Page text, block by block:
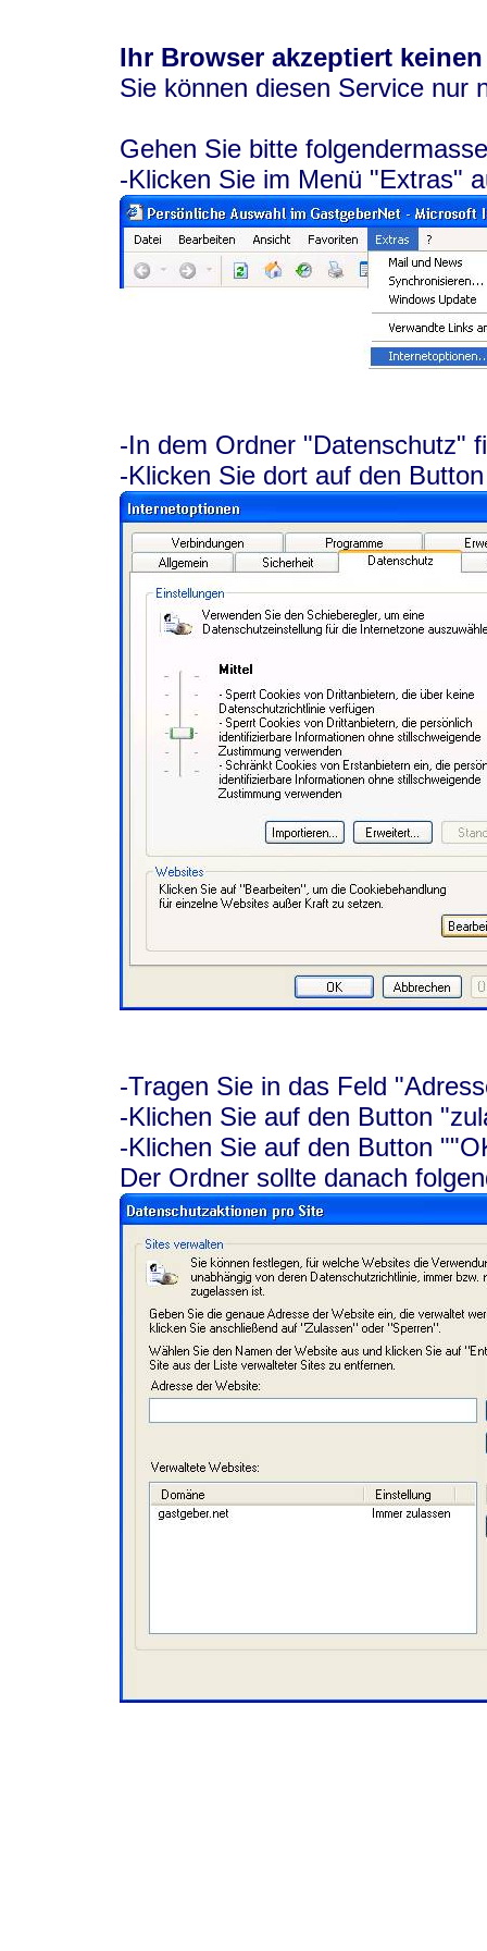
Ihr Browser akzeptiert
Sie können diesen Service nur
Gehen Sie bitte
-Klicken Sie im Menü "Extras"
-In dem Ordner "Datenschutz"
-Klicken Sie dort auf den
-Tragen Sie in das Feld
-Klichen Sie auf den Button
-Klichen Sie auf den Button
Der Ordner sollte danach